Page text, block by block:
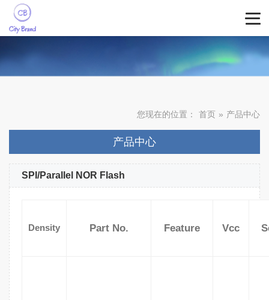
您现在的位置： 首页 » 产品中心
产品中心
SPI/Parallel NOR Flash
Density Part No. Feature Vcc